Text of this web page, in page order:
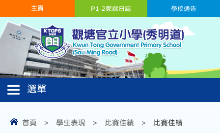
主頁 學校通告
P1-2家課日誌
首頁 > 學生表現 > 比賽佳績 > 比賽佳績